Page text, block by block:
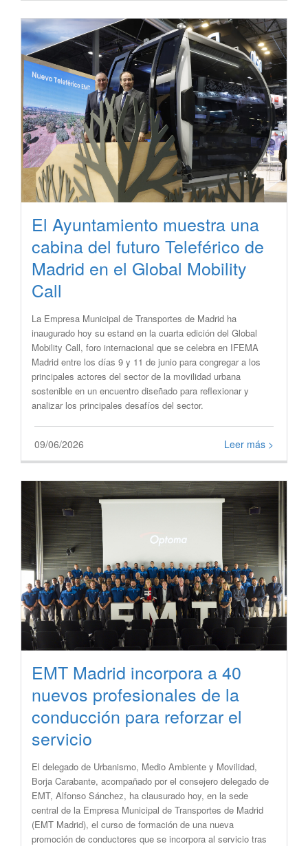
El Ayuntamiento muestra una
cabina del futuro Teleférico de
Madrid en el Global Mobility
Call
​La Empresa Municipal de Transportes de Madrid ha
inaugurado hoy su estand en la cuarta edición del Global
Mobility Call, foro internacional que se celebra en IFEMA
Madrid entre los días 9 y 11 de junio para congregar a los
principales actores del sector de la movilidad urbana
sostenible en un encuentro diseñado para reflexionar y
analizar los principales desafíos del sector.
09/06/2026 Leer más >
EMT Madrid incorpora a 40
nuevos profesionales de la
conducción para reforzar el
servicio
El delegado de Urbanismo, Medio Ambiente y Movilidad,
Borja Carabante, acompañado por el consejero delegado de
EMT, Alfonso Sánchez, ha clausurado hoy, en la sede
central de la Empresa Municipal de Transportes de Madrid
(EMT Madrid), el curso de formación de una nueva
promoción de conductores que se incorpora al servicio tras